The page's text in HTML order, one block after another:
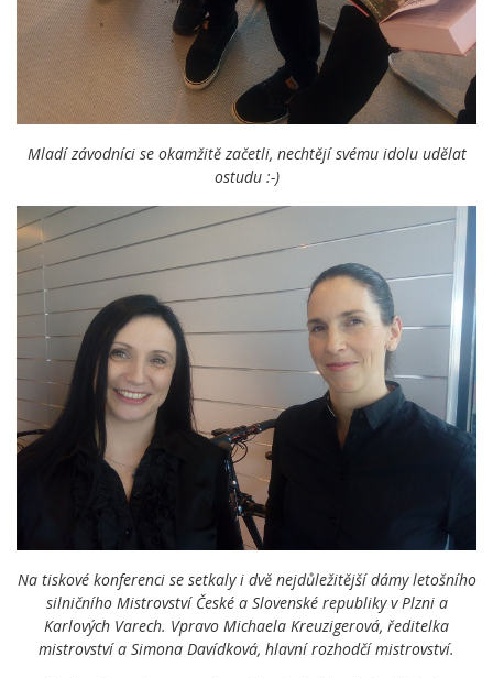
Mladí závodníci se okamžitě začetli, nechtějí svému idolu udělat
ostudu :-)
Na tiskové konferenci se setkaly i dvě nejdůležitější dámy letošního
silničního Mistrovství České a Slovenské republiky v Plzni a
Karlových Varech. Vpravo Michaela Kreuzigerová, ředitelka
mistrovství a Simona Davídková, hlavní rozhodčí mistrovství.